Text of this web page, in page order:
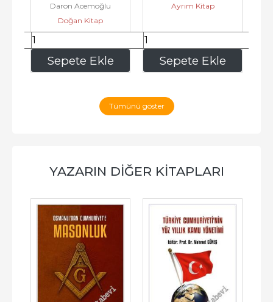
Sepete Ekle
Daron Acemoğlu
Doğan Kitap
464,00 Sepete Ekle
Haysiyet -         2026
Ayrım Kitap
337,50
Tümünü göster
YAZARIN DIĞER KITAPLARI